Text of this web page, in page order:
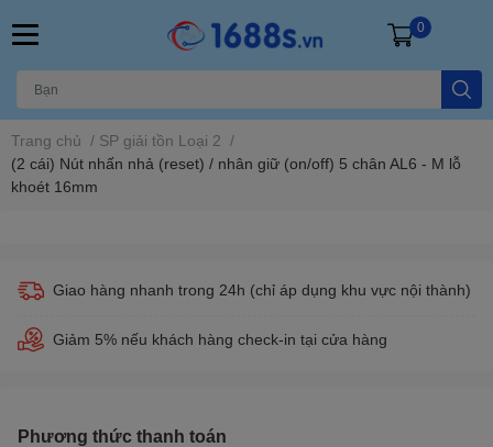
0
Trang chủ / SP giải tồn Loại 2 /
(2 cái) Nút nhấn nhả (reset) / nhân giữ (on/off) 5 chân AL6 - M lỗ
khoét 16mm
Giao hàng nhanh trong 24h (chỉ áp dụng khu vực nội thành)
Giảm 5% nếu khách hàng check-in tại cửa hàng
Phương thức thanh toán